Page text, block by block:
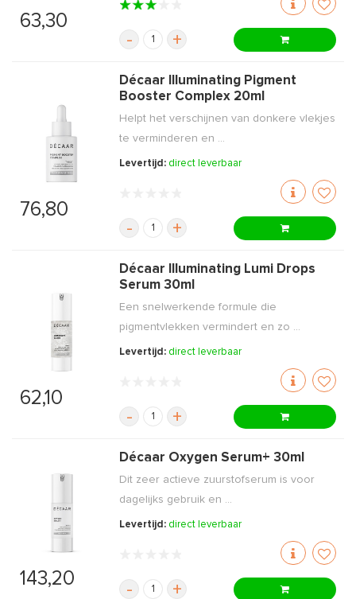
63,30
- +
76,80
Décaar Illuminating Pigment
Booster Complex 20ml
Helpt het verschijnen van donkere vlekjes
te verminderen en ...
Levertijd: direct leverbaar
- +
62,10
Décaar Illuminating Lumi Drops
Serum 30ml
Een snelwerkende formule die
pigmentvlekken vermindert en zo ...
Levertijd: direct leverbaar
- +
143,20
Décaar Oxygen Serum+ 30ml
Dit zeer actieve zuurstofserum is voor
dagelijks gebruik en ...
Levertijd: direct leverbaar
- +